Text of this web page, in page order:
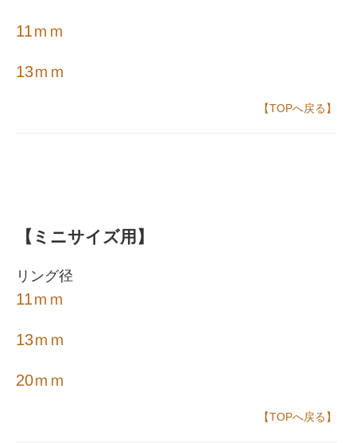
11ｍｍ
13ｍｍ
【TOPへ戻る】
【ミニサイズ用】
リング径
11ｍｍ
13ｍｍ
20ｍｍ
【TOPへ戻る】